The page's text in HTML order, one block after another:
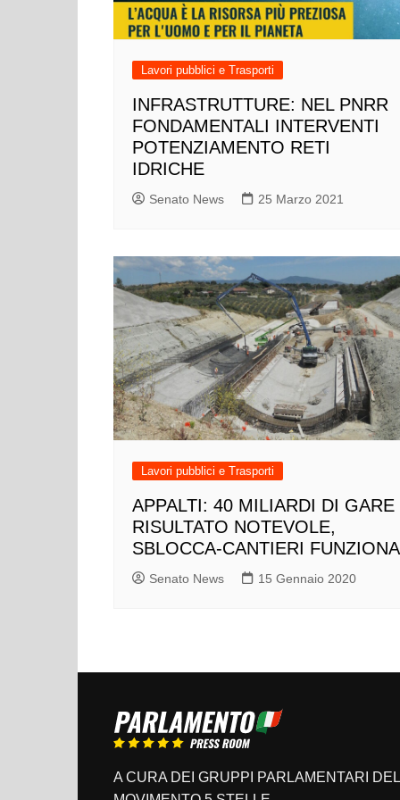
Lavori pubblici e Trasporti
INFRASTRUTTURE: NEL PNRR
FONDAMENTALI INTERVENTI
POTENZIAMENTO RETI
IDRICHE
Senato News 25 Marzo 2021
Lavori pubblici e Trasporti
APPALTI: 40 MILIARDI DI GARE
RISULTATO NOTEVOLE,
SBLOCCA-CANTIERI FUNZIONA
Senato News 15 Gennaio 2020
A CURA DEI GRUPPI PARLAMENTARI DEL